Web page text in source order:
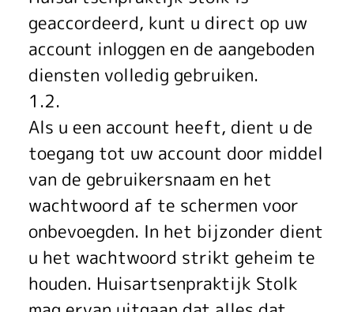
a
r
d
e
n
geaccordeerd, kunt u direct op uw
account inloggen en de aangeboden
diensten volledig gebruiken.
1.2.
Als u een account heeft, dient u de
toegang tot uw account door middel
van de gebruikersnaam en het
wachtwoord af te schermen voor
onbevoegden. In het bijzonder dient
u het wachtwoord strikt geheim te
houden. Huisartsenpraktijk Stolk